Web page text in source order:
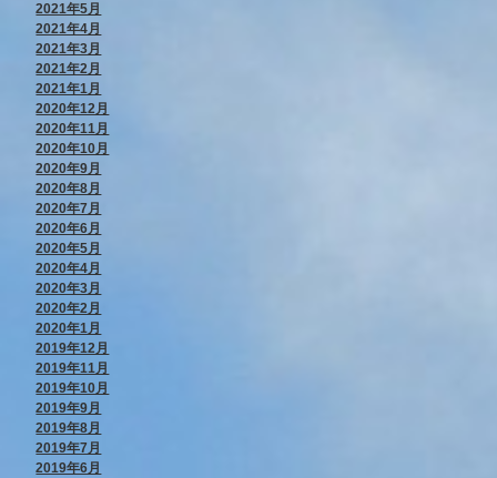
2021年5月
2021年4月
2021年3月
2021年2月
2021年1月
2020年12月
2020年11月
2020年10月
2020年9月
2020年8月
2020年7月
2020年6月
2020年5月
2020年4月
2020年3月
2020年2月
2020年1月
2019年12月
2019年11月
2019年10月
2019年9月
2019年8月
2019年7月
2019年6月